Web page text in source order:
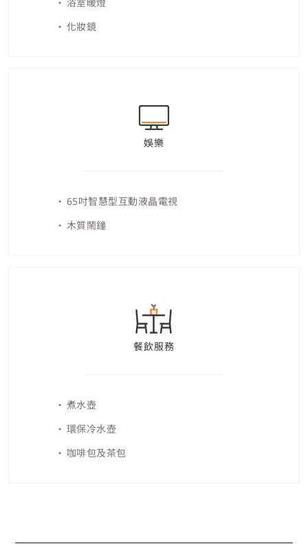
化妝鏡
娛樂
65吋智慧型互動液晶電視
木質鬧鐘
餐飲服務
煮水壺
環保冷水壺
咖啡包及茶包